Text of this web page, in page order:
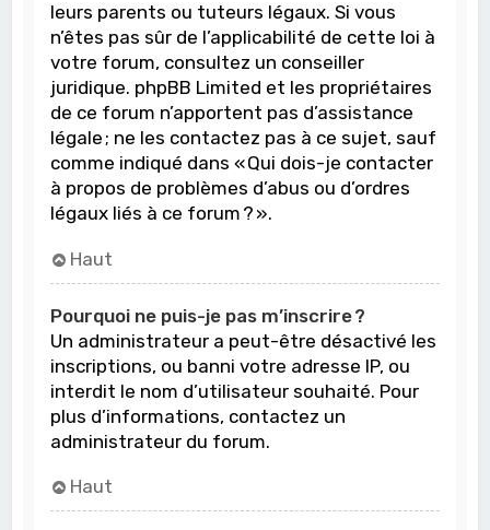
leurs parents ou tuteurs légaux. Si vous
n’êtes pas sûr de l’applicabilité de cette loi à
votre forum, consultez un conseiller
juridique. phpBB Limited et les propriétaires
de ce forum n’apportent pas d’assistance
légale ; ne les contactez pas à ce sujet, sauf
comme indiqué dans « Qui dois-je contacter
à propos de problèmes d’abus ou d’ordres
légaux liés à ce forum ? ».
Haut
Pourquoi ne puis-je pas m’inscrire ?
Un administrateur a peut-être désactivé les
inscriptions, ou banni votre adresse IP, ou
interdit le nom d’utilisateur souhaité. Pour
plus d’informations, contactez un
administrateur du forum.
Haut